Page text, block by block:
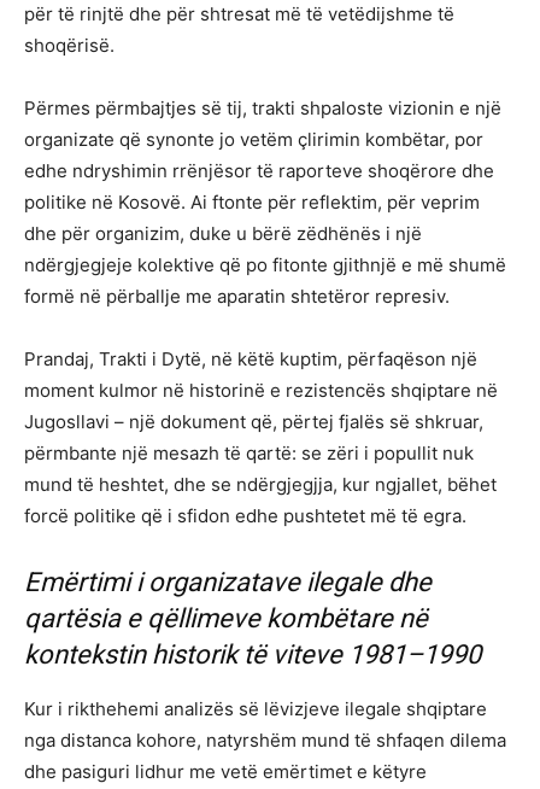
për të rinjtë dhe për shtresat më të vetëdijshme të
shoqërisë.
Përmes përmbajtjes së tij, trakti shpaloste vizionin e një
organizate që synonte jo vetëm çlirimin kombëtar, por
edhe ndryshimin rrënjësor të raporteve shoqërore dhe
politike në Kosovë. Ai ftonte për reflektim, për veprim
dhe për organizim, duke u bërë zëdhënës i një
ndërgjegjeje kolektive që po fitonte gjithnjë e më shumë
formë në përballje me aparatin shtetëror represiv.
Prandaj, Trakti i Dytë, në këtë kuptim, përfaqëson një
moment kulmor në historinë e rezistencës shqiptare në
Jugosllavi – një dokument që, përtej fjalës së shkruar,
përmbante një mesazh të qartë: se zëri i popullit nuk
mund të heshtet, dhe se ndërgjegjja, kur ngjallet, bëhet
forcë politike që i sfidon edhe pushtetet më të egra.
Emërtimi i organizatave ilegale dhe
qartësia e qëllimeve kombëtare në
kontekstin historik të viteve 1981–1990
Kur i rikthehemi analizës së lëvizjeve ilegale shqiptare
nga distanca kohore, natyrshëm mund të shfaqen dilema
dhe pasiguri lidhur me vetë emërtimet e këtyre